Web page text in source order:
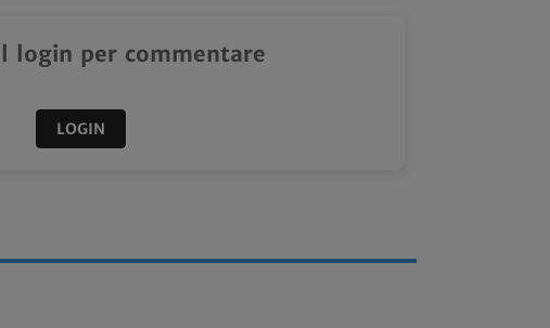
login per commentare
LOGIN